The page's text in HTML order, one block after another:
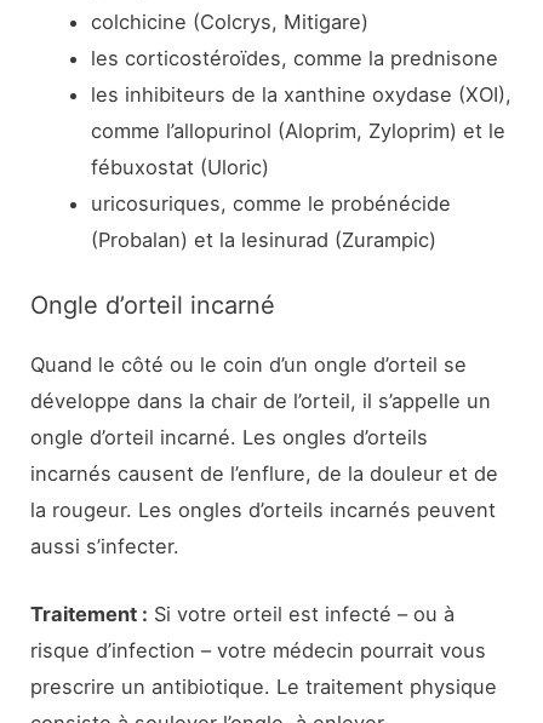
colchicine (Colcrys, Mitigare)
les corticostéroïdes, comme la prednisone
les inhibiteurs de la xanthine oxydase (XOI),
comme l’allopurinol (Aloprim, Zyloprim) et le
fébuxostat (Uloric)
uricosuriques, comme le probénécide
(Probalan) et la lesinurad (Zurampic)
Ongle d’orteil incarné
Quand le côté ou le coin d’un ongle d’orteil se
développe dans la chair de l’orteil, il s’appelle un
ongle d’orteil incarné. Les ongles d’orteils
incarnés causent de l’enflure, de la douleur et de
la rougeur. Les ongles d’orteils incarnés peuvent
aussi s’infecter.
Traitement : Si votre orteil est infecté – ou à
risque d’infection – votre médecin pourrait vous
prescrire un antibiotique. Le traitement physique